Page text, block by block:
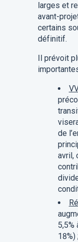
larges et
avant-
certains
définitif.
Il prévoit
de
avril,
5,5%